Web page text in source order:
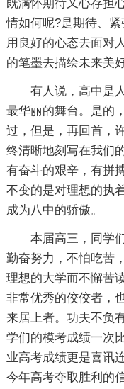
既满怀期待又心存担
情如何呢?是期待、
用良好的心态去面对
的笔墨去描绘未来美
有人说，高中是
最华丽的舞台。是的
过，但是，再回首，
终清晰地刻写在我们
有奋斗的艰辛，有拼
不变的是对理想的执
成为八中的骄傲。
本届高三，同学
勤奋努力，不怕吃苦
理想的大学而不懈苦
非常优秀的佼佼者，
来居上者。功夫不负
学们的模考成绩一次
业高考成绩更是喜讯
今年高考夺取胜利的